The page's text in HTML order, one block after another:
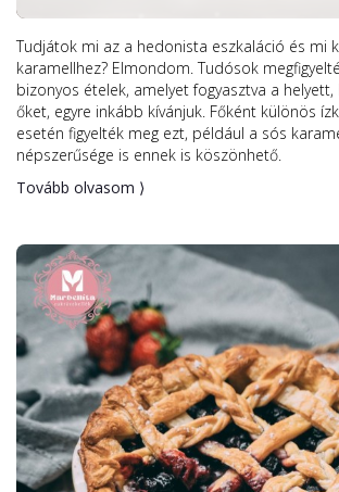
Tudjátok mi az a hedonista eszkaláció és mi
karamellhez? Elmondom. Tudósok
bizonyos ételek, amelyet fogyasztva a
őket, egyre inkább kívánjuk. Főként különös
esetén figyelték meg ezt, például a sós
népszerűsége is ennek is köszönhető.
Tovább olvasom ⟩